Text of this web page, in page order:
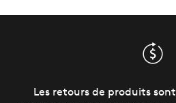
Les retours de produits